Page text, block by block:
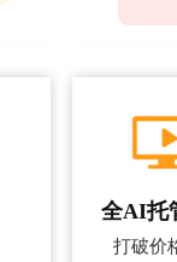
全AI托
打破价